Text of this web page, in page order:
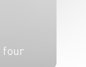
four